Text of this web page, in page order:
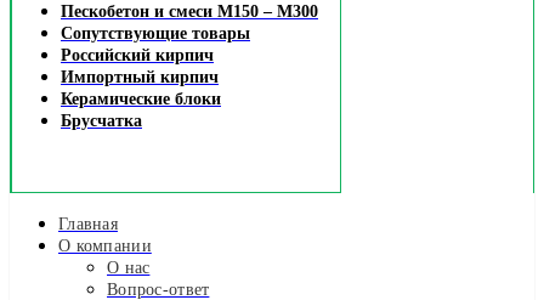
Пескобетон и смеси М150 – М300
Сопутствующие товары
Российский кирпич
Импортный кирпич
Керамические блоки
Брусчатка
Главная
О компании
О нас
Вопрос-ответ